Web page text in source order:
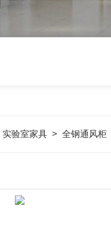
实验室家具 >全钢通风柜